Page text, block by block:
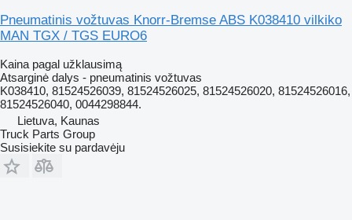
Pneumatinis vožtuvas Knorr-Bremse ABS K038410 vilkiko
MAN TGX / TGS EURO6
Kaina pagal užklausimą
Atsarginė dalys - pneumatinis vožtuvas
K038410, 81524526039, 81524526025, 81524526020, 81524526016,
81524526040, 0044298844.
Lietuva, Kaunas
Truck Parts Group
Susisiekite su pardavėju